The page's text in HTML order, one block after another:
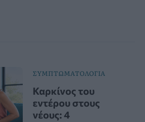
ΣΥΜΠΤΩΜΑΤΟΛΟΓΙΑ
Καρκίνος του
εντέρου στους
νέους: 4